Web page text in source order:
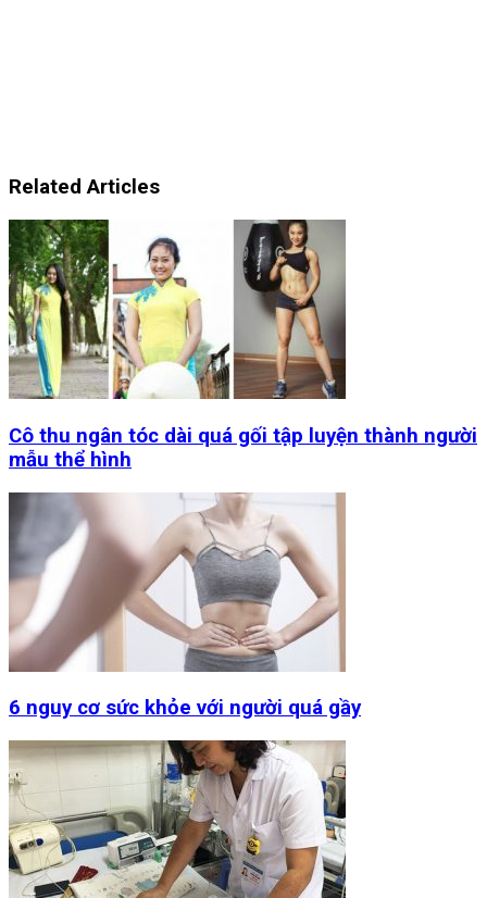
Related Articles
Cô thu ngân tóc dài quá gối tập luyện thành người
mẫu thể hình
6 nguy cơ sức khỏe với người quá gầy